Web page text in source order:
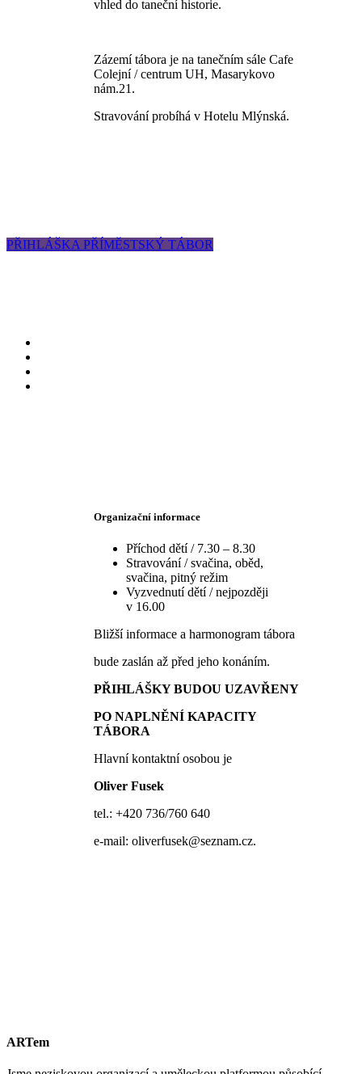
vhled do taneční historie.
Zázemí tábora je na tanečním sále Cafe
Colejní / centrum UH, Masarykovo
nám.21.
Stravování probíhá v Hotelu Mlýnská.
PŘIHLÁŠKA PŘÍMĚSTSKÝ TÁBOR
Organizační informace
Příchod dětí / 7.30 – 8.30
Stravování / svačina, oběd,
svačina, pitný režim
Vyzvednutí dětí / nejpozději
v 16.00
Bližší informace a harmonogram tábora
bude zaslán až před jeho konáním.
PŘIHLÁŠKY BUDOU UZAVŘENY
PO NAPLNĚNÍ KAPACITY
TÁBORA
Hlavní kontaktní osobou je
Oliver Fusek
tel.: +420 736/760 640
e-mail: oliverfusek@seznam.cz.
ARTem